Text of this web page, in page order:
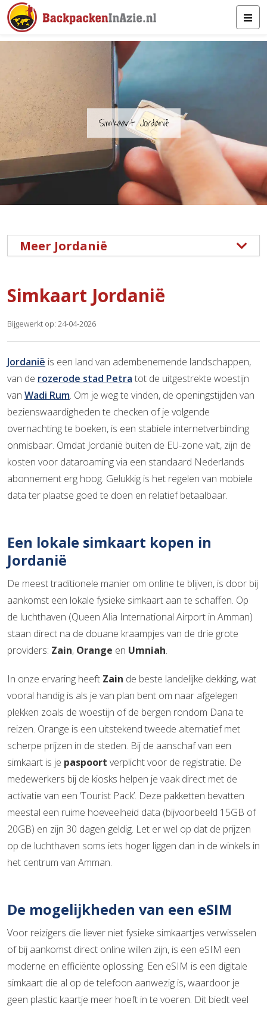
Simkaart Jordanië
Meer Jordanië
Simkaart Jordanië
Bijgewerkt op: 24-04-2026
Jordanië is een land van adembenemende landschappen,
van de rozerode stad Petra tot de uitgestrekte woestijn
van Wadi Rum. Om je weg te vinden, de openingstijden van
bezienswaardigheden te checken of je volgende
overnachting te boeken, is een stabiele internetverbinding
onmisbaar. Omdat Jordanië buiten de EU-zone valt, zijn de
kosten voor dataroaming via een standaard Nederlands
abonnement erg hoog. Gelukkig is het regelen van mobiele
data ter plaatse goed te doen en relatief betaalbaar.
Een lokale simkaart kopen in
Jordanië
De meest traditionele manier om online te blijven, is door bij
aankomst een lokale fysieke simkaart aan te schaffen. Op
de luchthaven (Queen Alia International Airport in Amman)
staan direct na de douane kraampjes van de drie grote
providers: Zain, Orange en Umniah.
In onze ervaring heeft Zain de beste landelijke dekking, wat
vooral handig is als je van plan bent om naar afgelegen
plekken zoals de woestijn of de bergen rondom Dana te
reizen. Orange is een uitstekend tweede alternatief met
scherpe prijzen in de steden. Bij de aanschaf van een
simkaart is je paspoort verplicht voor de registratie. De
medewerkers bij de kiosks helpen je vaak direct met de
activatie van een ‘Tourist Pack’. Deze pakketten bevatten
meestal een ruime hoeveelheid data (bijvoorbeeld 15GB of
20GB) en zijn 30 dagen geldig. Let er wel op dat de prijzen
op de luchthaven soms iets hoger liggen dan in de winkels in
het centrum van Amman.
De mogelijkheden van een eSIM
Voor reizigers die liever niet fysieke simkaartjes verwisselen
of bij aankomst direct online willen zijn, is een eSIM een
moderne en efficiënte oplossing. Een eSIM is een digitale
simkaart die al op de telefoon aanwezig is, waardoor je
geen plastic kaartje meer hoeft in te voeren. Dit biedt veel